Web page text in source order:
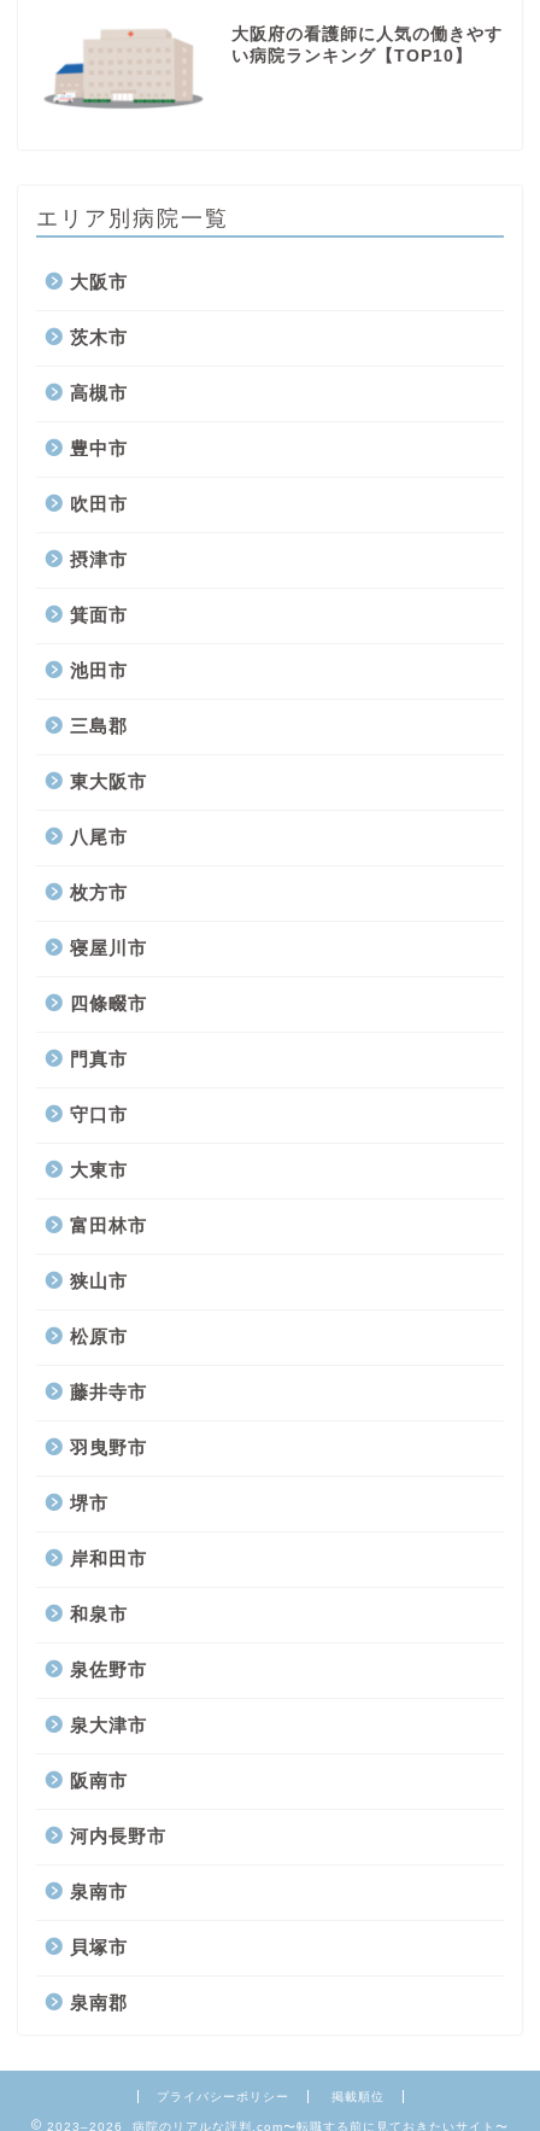
大阪府の看護師に人気の働きやす
い病院ランキング【TOP10】
エリア別病院一覧
大阪市
茨木市
高槻市
豊中市
吹田市
摂津市
箕面市
池田市
三島郡
東大阪市
八尾市
枚方市
寝屋川市
四條畷市
門真市
守口市
大東市
富田林市
狭山市
松原市
藤井寺市
羽曳野市
堺市
岸和田市
和泉市
泉佐野市
泉大津市
阪南市
河内長野市
泉南市
貝塚市
泉南郡
プライバシーポリシー 掲載順位
2023–2026 病院のリアルな評判.com〜転職する前に見ておきたいサイト〜